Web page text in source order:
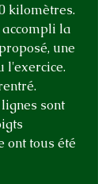
kilomètres.
la
une
l'exercice.
sont
ont tous été